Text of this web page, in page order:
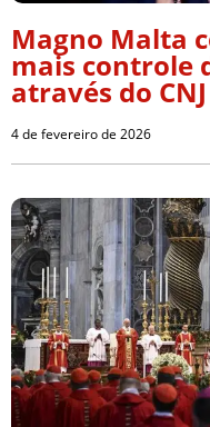
Magno Malta
mais controle
através do CNJ
4 de fevereiro de 2026